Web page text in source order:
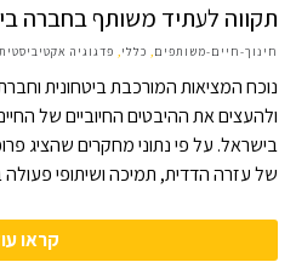
תקווה לעתיד משותף בחברה
חינוך-חיים-משותפים, כללי, פדגוגיה אקטיביסטית
נוכח המציאות המורכבת ביטחונית
ולהעצים את ההיבטים החיוביים של
בישראל. על פי נתוני מחקרים שהציג
של עזרה הדדית, תמיכה ושיתופי פעולה
קראו